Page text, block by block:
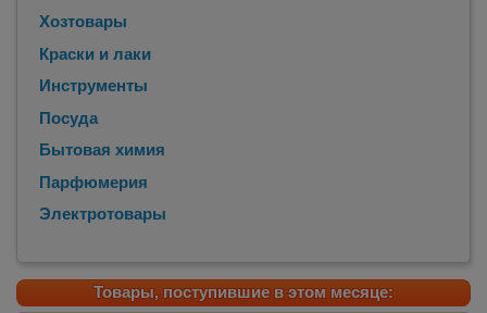
Хозтовары
Краски и лаки
Инструменты
Посуда
Бытовая химия
Парфюмерия
Электротовары
Товары, поступившие в этом месяце: